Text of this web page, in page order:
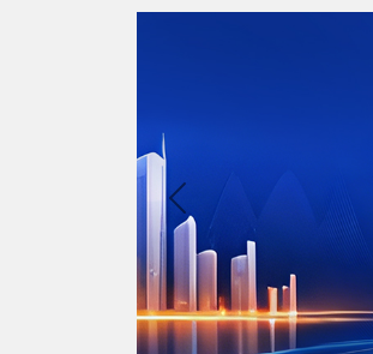
Previous